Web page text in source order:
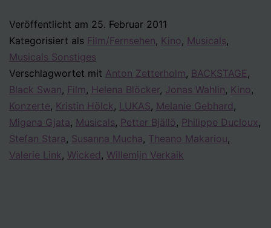
von
Veröffentlicht am 25. Februar 2011
Kategorisiert als Film/Fernsehen, Kino, Musicals,
Musicals Sonstiges
Verschlagwortet mit Anton Zetterholm, BACKSTAGE,
Black Swan, Film, Helena Blöcker, Jonas Wahlin, Kino,
Konzerte, Kristin Hölck, LUKAS, Melanie Gebhard,
Migena Gjata, Musicals, Petter Bjällö, Philippe Ducloux,
Stefan Stara, Susanna Mucha, Theano Makariou,
Valerie Link, Wicked, Willemijn Verkaik